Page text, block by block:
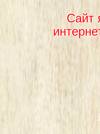
Сайт
SKIP TO CONTENT